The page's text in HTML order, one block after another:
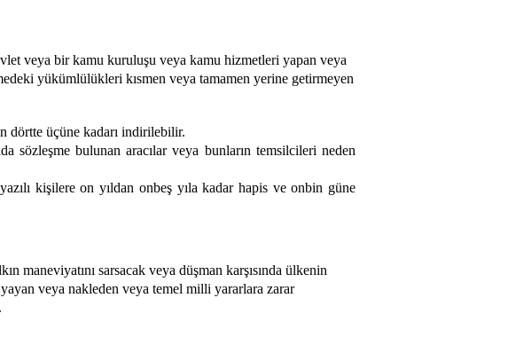
veya bir kamu kuruluşu veya kamu hizmetleri yapan veya
yükümlülükleri kısmen veya tamamen yerine getirmeyen
dörtte üçüne kadarı indirilebilir.
sözleşme bulunan aracılar veya bunların temsilcileri neden
kişilere on yıldan onbeş yıla kadar hapis ve onbin güne
maneviyatını sarsacak veya düşman karşısında ülkenin
yayan veya nakleden veya temel milli yararlara zarar